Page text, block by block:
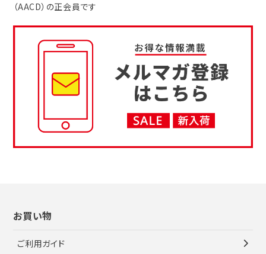
（AACD） の正会員です
お買い物
ご利用ガイド